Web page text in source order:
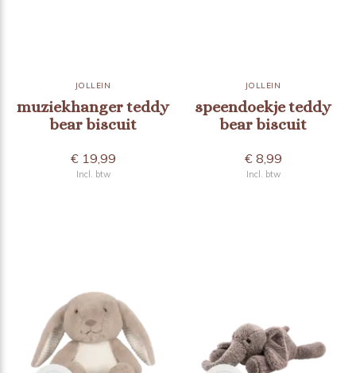
JOLLEIN
muziekhanger teddy
bear biscuit
€ 19,99
Incl. btw
JOLLEIN
speendoekje teddy
bear biscuit
€ 8,99
Incl. btw